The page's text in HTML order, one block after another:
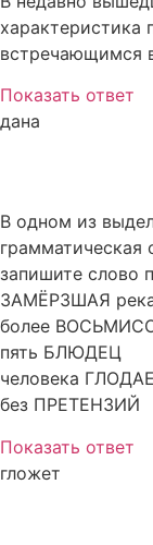
характеристика
встречающимся
Показать ответ
дана
В одном из
грамматическая
запишите слово
ЗАМЁРЗШАЯ
более
пять БЛЮДЕЦ
человека
без ПРЕТЕНЗИЙ
Показать ответ
гложет